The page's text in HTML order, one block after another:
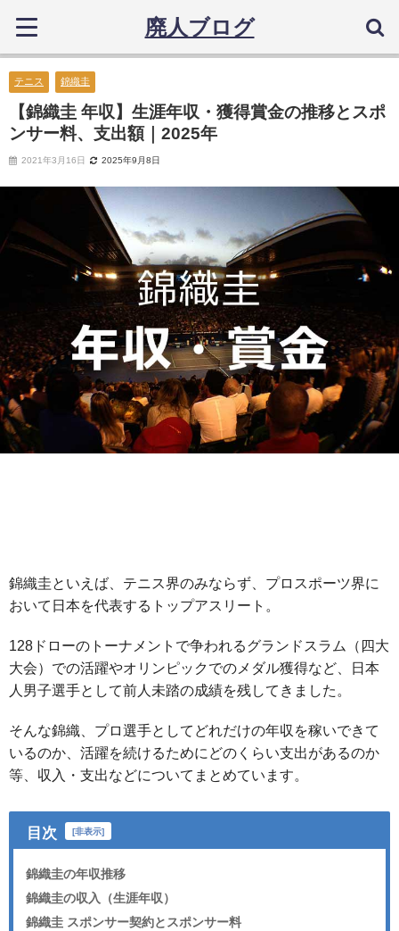
廃人ブログ
テニス 錦織圭
【錦織圭 年収】生涯年収・獲得賞金の推移とスポ
ンサー料、支出額｜2025年
2021年3月16日 2025年9月8日
本ページはアフィリエイト広告を利用しています。
錦織圭といえば、テニス界のみならず、プロスポーツ界に
おいて日本を代表するトップアスリート。
128ドローのトーナメントで争われるグランドスラム（四大
大会）での活躍やオリンピックでのメダル獲得など、日本
人男子選手として前人未踏の成績を残してきました。
そんな錦織、プロ選手としてどれだけの年収を稼いできて
いるのか、活躍を続けるためにどのくらい支出があるのか
等、収入・支出などについてまとめています。
目次 [非表示]
錦織圭の年収推移
錦織圭の収入（生涯年収）
錦織圭 スポンサー契約とスポンサー料